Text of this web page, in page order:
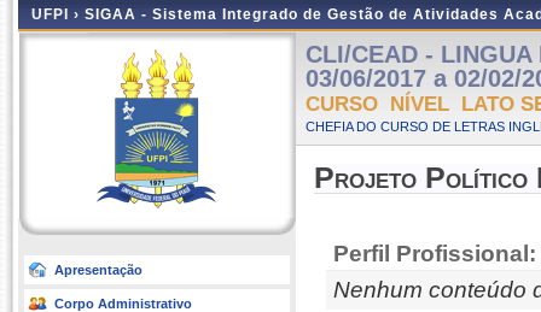
UFPI › SIGAA - Sistema Integrado de Gestão de Atividades
Apresentação
Corpo Administrativo
CLI/CEAD -
03/06/2017 a 02/02/
CURSO NÍVEL LATO
CHEFIA DO CURSO DE LETRAS
Projeto Político
Perfil Profissional:
Nenhum conteúdo